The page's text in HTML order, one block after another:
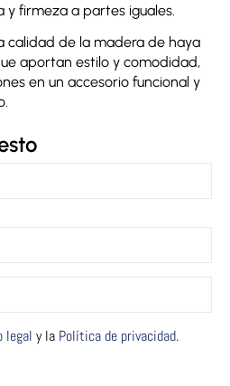
y firmeza a partes iguales.
calidad de la madera de haya
aportan estilo y comodidad,
en un accesorio funcional y
legal y la Política de privacidad.